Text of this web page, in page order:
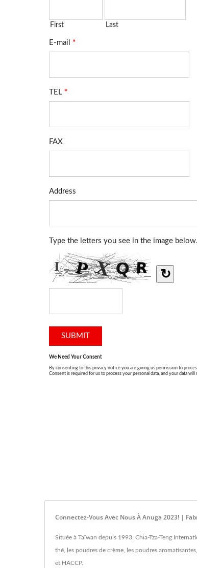
Connectez-Vous Avec Nous À Anuga 2023! |
Située à Taïwan depuis 1993, Chia-Tza-Teng
thé, les poudres de crème, les poudres
et HACCP.